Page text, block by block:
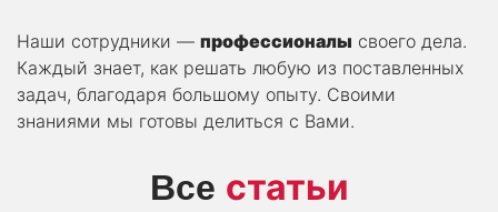
Наши сотрудники — профессионалы своего дела.
Каждый знает, как решать любую из поставленных
задач, благодаря большому опыту. Своими
знаниями мы готовы делиться с Вами.
Все статьи